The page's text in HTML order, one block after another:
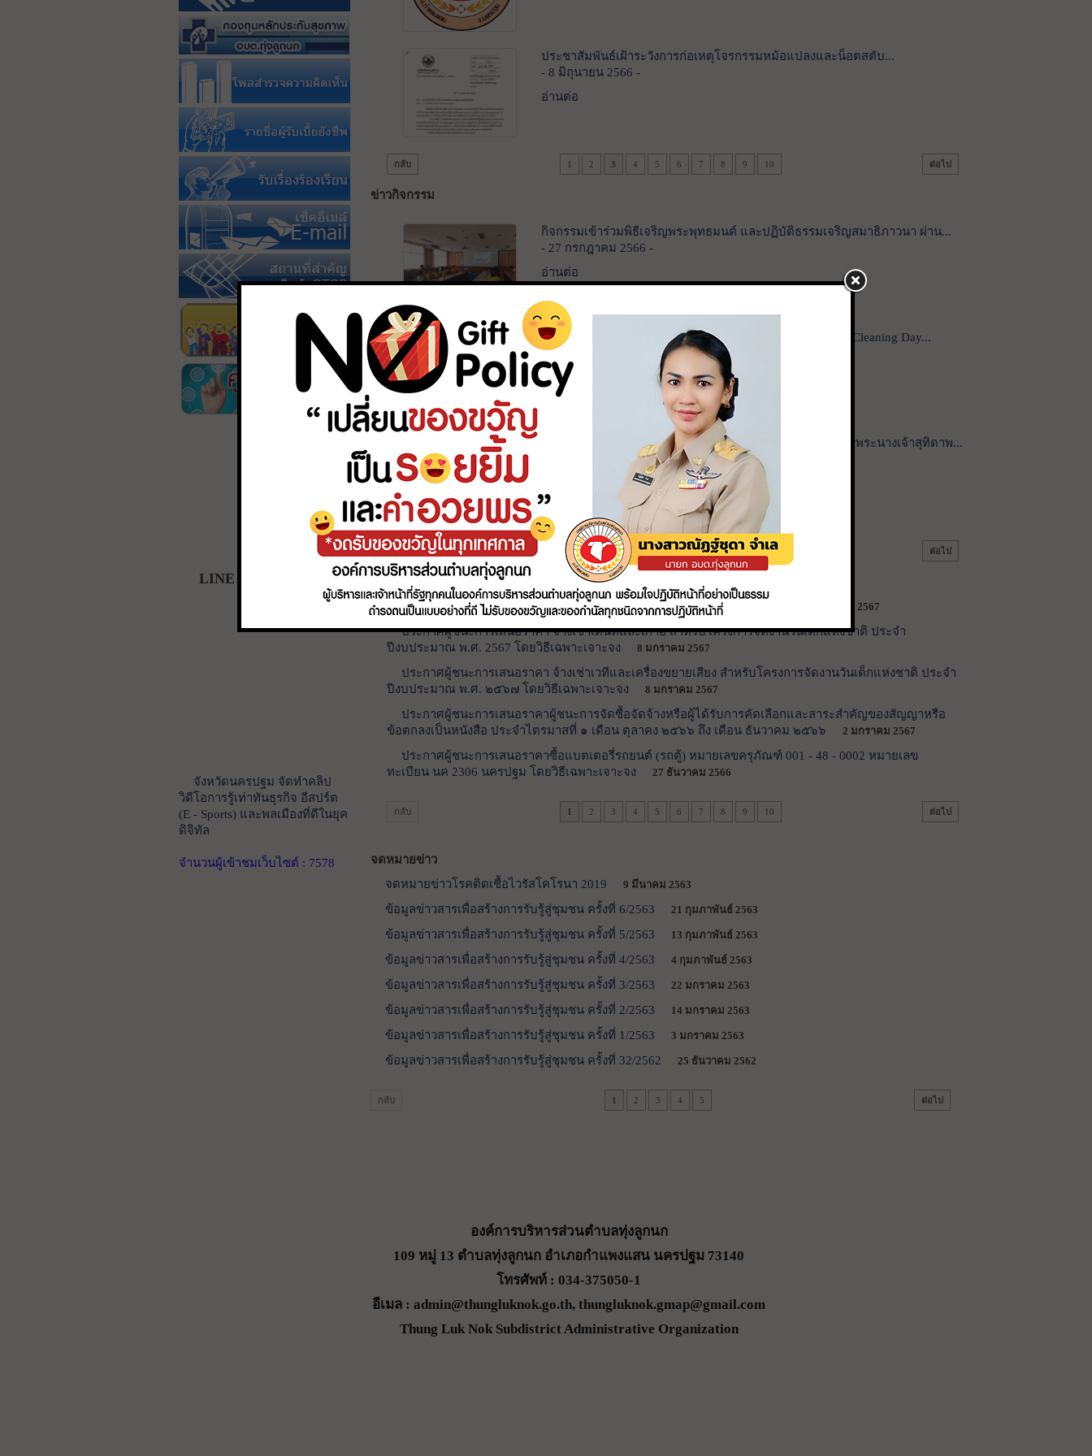
LINE อบต.ทุ่งลูกนก
จังหวัดนครปฐม จัดทำคลิป
วิดีโอการรู้เท่าทันธุรกิจ อีสปร์ต
(E - Sports) และพลเมืองที่ดีในยุค
ดิจิทัล
จำนวนผู้เข้าชมเว็บไซต์ : 7578
ประชาสัมพันธ์เฝ้าระวังการก่อเหตุโจรกรรมหม้อแปลงและน็อตสตับ...
- 8 มิถุนายน 2566 -
อ่านต่อ
กลับ 1 2 3 4 5 6 7 8 9 10 ต่อไป
ข่าวกิจกรรม
กิจกรรมเข้าร่วมพิธีเจริญพระพุทธมนต์ และปฏิบัติธรรมเจริญสมาธิภาวนา ผ่าน...
- 27 กรกฎาคม 2566 -
อ่านต่อ
กิจกรรมโครงการรวมพลังสร้างสัปปายะสู่วัดด้วยวิถี ๕ ส (Big Cleaning Day...
- 27 กรกฎาคม 2566 -
อ่านต่อ
กิจกรรมพิธีเจริญพระพุทธมนต์วันเฉลิมพระชนม์พรรษาสมเด็จพระนางเจ้าสุทิดาพ...
- 2 มิถุนายน 2566 -
กลับ 1 2 3 5 6 7 8 9 10 ต่อไป
ประกาศจัดซื้อจัดจ้าง /ผลการจัดซื้อจัดจ้าง /แผนการจัดหาพัสดุ
ประกาศผู้ชนะการเสนอราคา ซื้อวัสดุสำนักของกองช่าง โดยวิธีเฉพาะเจาะจง
8 มกราคม 2567
ประกาศผู้ชนะการเสนอราคา จ้างเช่าเต็นท์และเก้าอี้ สำหรับโครงการจัดงานวันเด็กแห่งชาติ ประจำ
ปีงบประมาณ พ.ศ. 2567 โดยวิธีเฉพาะเจาะจง
8 มกราคม 2567
ประกาศผู้ชนะการเสนอราคา จ้างเช่าเวทีและเครื่องขยายเสียง สำหรับโครงการจัดงานวันเด็กแห่งชาติ ประจำ
ปีงบประมาณ พ.ศ. ๒๕๖๗ โดยวิธีเฉพาะเจาะจง
8 มกราคม 2567
ประกาศผู้ชนะการเสนอราคาผู้ชนะการจัดซื้อจัดจ้างหรือผู้ได้รับการคัดเลือกและสาระสำคัญของสัญญาหรือ
ข้อตกลงเป็นหนังสือ ประจำไตรมาสที่ ๑ เดือน ตุลาคง ๒๕๖๖ ถึง เดือน ธันวาคม ๒๕๖๖
2 มกราคม 2567
ประกาศผู้ชนะการเสนอราคาซื้อแบตเตอรี่รถยนต์ (รถตู้) หมายเลขครุภัณฑ์ 001 - 48 - 0002 หมายเลข
ทะเบียน นค 2306 นครปฐม โดยวิธีเฉพาะเจาะจง
27 ธันวาคม 2566
กลับ 1 2 3 4 5 6 7 8 9 10 ต่อไป
จดหมายข่าว
จดหมายข่าวโรคติดเชื้อไวรัสโคโรนา 2019
9 มีนาคม 2563
ข้อมูลข่าวสารเพื่อสร้างการรับรู้สู่ชุมชน ครั้งที่ 6/2563 21 กุมภาพันธ์ 2563
ข้อมูลข่าวสารเพื่อสร้างการรับรู้สู่ชุมชน ครั้งที่ 5/2563 13 กุมภาพันธ์ 2563
ข้อมูลข่าวสารเพื่อสร้างการรับรู้สู่ชุมชน ครั้งที่ 4/2563 4 กุมภาพันธ์ 2563
ข้อมูลข่าวสารเพื่อสร้างการรับรู้สู่ชุมชน ครั้งที่ 3/2563 22 มกราคม 2563
ข้อมูลข่าวสารเพื่อสร้างการรับรู้สู่ชุมชน ครั้งที่ 2/2563 14 มกราคม 2563
ข้อมูลข่าวสารเพื่อสร้างการรับรู้สู่ชุมชน ครั้งที่ 1/2563 3 มกราคม 2563
ข้อมูลข่าวสารเพื่อสร้างการรับรู้สู่ชุมชน ครั้งที่ 32/2562 25 ธันวาคม 2562
กลับ 1 2 3 4 5 ต่อไป
องค์การบริหารส่วนตำบลทุ่งลูกนก
109 หมู่ 13 ตำบลทุ่งลูกนก อำเภอกำแพงแสน นครปฐม 73140
โทรศัพท์ : 034-375050-1
อีเมล : admin@thungluknok.go.th, thungluknok.gmap@gmail.com
Thung Luk Nok Subdistrict Administrative Organization